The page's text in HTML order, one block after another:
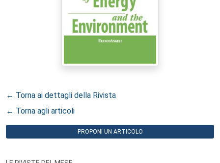
← Torna ai dettagli della Rivista
← Torna agli articoli
PROPONI UN ARTICOLO